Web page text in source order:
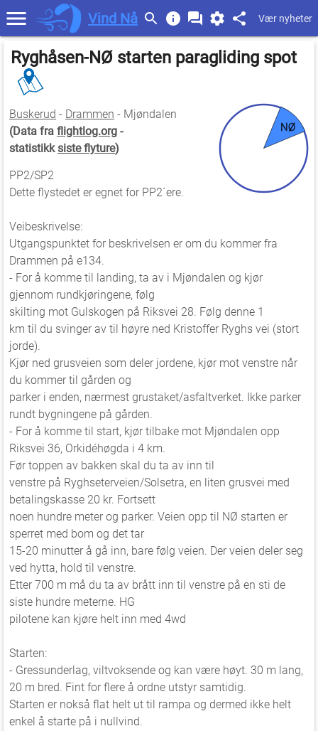
Vind Nå Vær nyheter
Ryghåsen-NØ starten paragliding spot
NØ
Buskerud - Drammen - Mjøndalen
(Data fra flightlog.org -
statistikk siste flyture)
PP2/SP2
Dette flystedet er egnet for PP2´ere.
Veibeskrivelse:
Utgangspunktet for beskrivelsen er om du kommer fra
Drammen på e134.
- For å komme til landing, ta av i Mjøndalen og kjør
gjennom rundkjøringene, følg
skilting mot Gulskogen på Riksvei 28. Følg denne 1
km til du svinger av til høyre ned Kristoffer Ryghs vei (stort
jorde).
Kjør ned grusveien som deler jordene, kjør mot venstre når
du kommer til gården og
parker i enden, nærmest grustaket/asfaltverket. Ikke parker
rundt bygningene på gården.
- For å komme til start, kjør tilbake mot Mjøndalen opp
Riksvei 36, Orkidéhøgda i 4 km.
Før toppen av bakken skal du ta av inn til
venstre på Ryghseterveien/Solsetra, en liten grusvei med
betalingskasse 20 kr. Fortsett
noen hundre meter og parker. Veien opp til NØ starten er
sperret med bom og det tar
15-20 minutter å gå inn, bare følg veien. Der veien deler seg
ved hytta, hold til venstre.
Etter 700 m må du ta av brått inn til venstre på en sti de
siste hundre meterne. HG
pilotene kan kjøre helt inn med 4wd
Starten:
- Gressunderlag, viltvoksende og kan være høyt. 30 m lang,
20 m bred. Fint for flere å ordne utstyr samtidig.
Starten er nokså flat helt ut til rampa og dermed ikke helt
enkel å starte på i nullvind.